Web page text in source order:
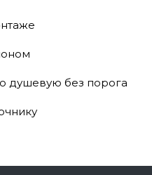
душевую без порога